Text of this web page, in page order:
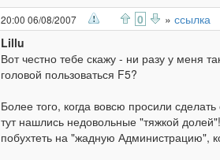
20:00 06/08/2007 0 » ссылка
Lillu
Вот честно тебе скажу - ни разу у меня
головой пользоваться F5?
Более того, когда вовсю просили
тут нашлись недовольные "тяжкой
побухтеть на "жадную